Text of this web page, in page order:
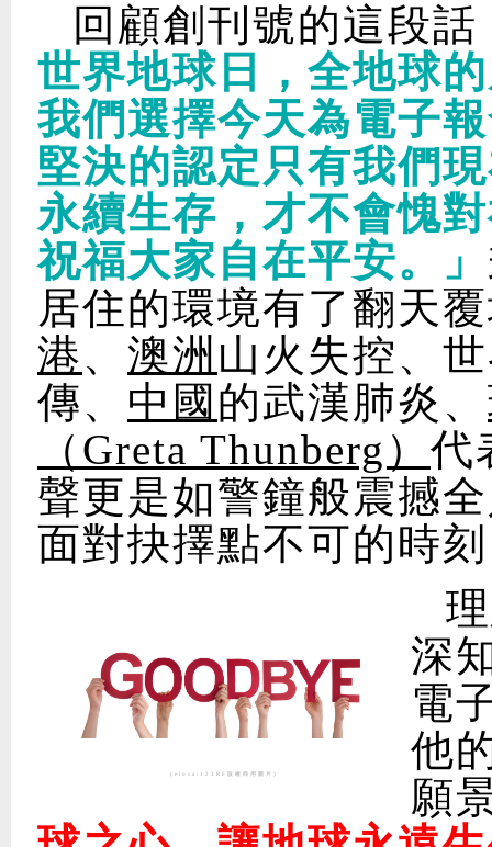
回顧創刊號的這段話
世界地球日，全地球
我們選擇今天為電子
堅決的認定只有我們
永續生存，才不會愧
祝福大家自在平安。」
居住的環境有了翻天
港、 澳洲 山火失控、
傳、 中國 的武漢肺炎、
（Greta Thunberg） 代
聲更是如警鐘般震撼
面對抉擇點不可的時
(elosa/123RF版權商用圖片)
深
電
他
願